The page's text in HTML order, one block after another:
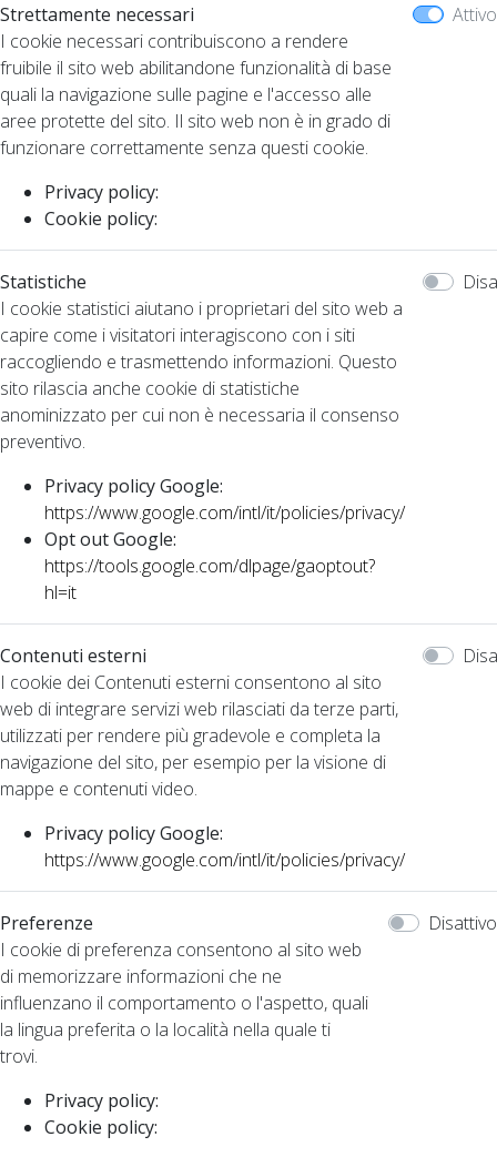
Strettamente necessari
I cookie necessari contribuiscono a rendere
fruibile il sito web abilitandone funzionalità di base
quali la navigazione sulle pagine e l'accesso alle
aree protette del sito. Il sito web non è in grado di
funzionare correttamente senza questi cookie.
Privacy policy:
Cookie policy:
Attivo
Statistiche
I cookie statistici aiutano i proprietari del sito web a
capire come i visitatori interagiscono con i siti
raccogliendo e trasmettendo informazioni. Questo
sito rilascia anche cookie di statistiche
anominizzato per cui non è necessaria il consenso
preventivo.
Privacy policy Google:
https://www.google.com/intl/it/policies/privacy/
Opt out Google:
https://tools.google.com/dlpage/gaoptout?
hl=it
Contenuti esterni
I cookie dei Contenuti esterni consentono al sito
web di integrare servizi web rilasciati da terze parti,
utilizzati per rendere più gradevole e completa la
navigazione del sito, per esempio per la visione di
mappe e contenuti video.
Privacy policy Google:
https://www.google.com/intl/it/policies/privacy/
Preferenze
I cookie di preferenza consentono al sito web
di memorizzare informazioni che ne
influenzano il comportamento o l'aspetto, quali
la lingua preferita o la località nella quale ti
trovi.
Privacy policy:
Cookie policy:
Disattivo